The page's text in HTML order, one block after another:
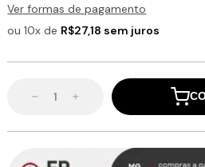
Ver formas de pagamento
ou 10x de R$27,18 sem juros